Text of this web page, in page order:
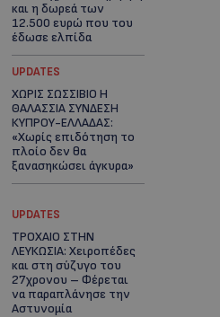
και η δωρεά των
12.500 ευρώ που του
έδωσε ελπίδα
UPDATES
ΧΩΡΙΣ ΣΩΣΣΙΒΙΟ Η
ΘΑΛΑΣΣΙΑ ΣΥΝΔΕΣΗ
ΚΥΠΡΟΥ-ΕΛΛΑΔΑΣ:
«Χωρίς επιδότηση το
πλοίο δεν θα
ξανασηκώσει άγκυρα»
UPDATES
ΤΡΟΧΑΙΟ ΣΤΗΝ
ΛΕΥΚΩΣΙΑ: Χειροπέδες
και στη σύζυγο του
27χρονου – Φέρεται
να παραπλάνησε την
Αστυνομία